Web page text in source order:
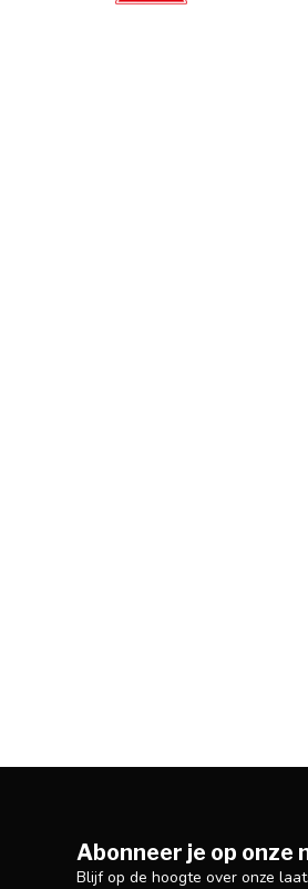
Abonneer je op onze
Blijf op de hoogte over onze